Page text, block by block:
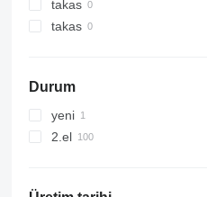
takas
takas
Durum
yeni
2.el